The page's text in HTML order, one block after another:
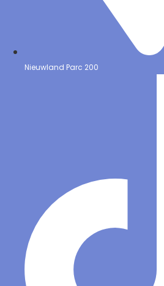
Nieuwland Parc 200